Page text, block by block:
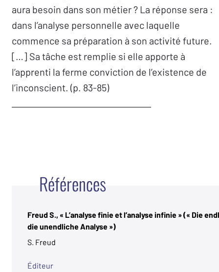
aura besoin dans son métier ? La réponse sera :
dans l’analyse personnelle avec laquelle
commence sa préparation à son activité future.
[…] Sa tâche est remplie si elle apporte à
l’apprenti la ferme conviction de l’existence de
l’inconscient. (p. 83-85)
Références
Freud S., « L’analyse finie et l’analyse infinie » (« Die
die unendliche Analyse »)
S. Freud
Éditeur